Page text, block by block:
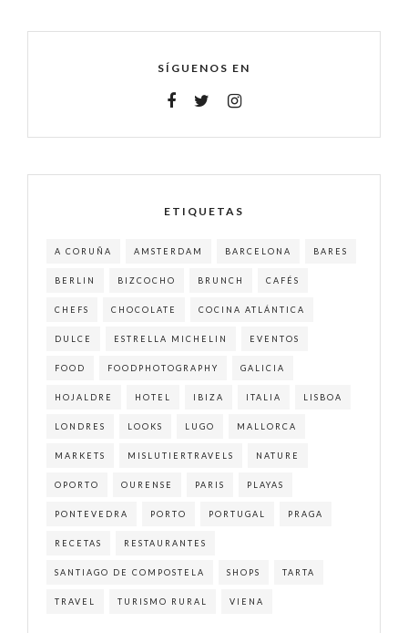
SÍGUENOS EN
ETIQUETAS
A CORUÑA AMSTERDAM BARCELONA BARES
BERLIN BIZCOCHO BRUNCH CAFÉS
CHEFS CHOCOLATE COCINA ATLÁNTICA
DULCE ESTRELLA MICHELIN EVENTOS
FOOD FOODPHOTOGRAPHY GALICIA
HOJALDRE HOTEL IBIZA ITALIA LISBOA
LONDRES LOOKS LUGO MALLORCA
MARKETS MISLUTIERTRAVELS NATURE
OPORTO OURENSE PARIS PLAYAS
PONTEVEDRA PORTO PORTUGAL PRAGA
RECETAS RESTAURANTES
SANTIAGO DE COMPOSTELA SHOPS TARTA
TRAVEL TURISMO RURAL VIENA